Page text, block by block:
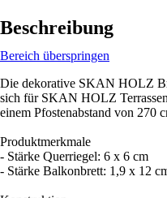
Beschreibung
Bereich überspringen
Die dekorative SKAN HOLZ
sich für SKAN HOLZ
einem Pfostenabstand von 270
Produktmerkmale
- Stärke Querriegel: 6 x 6 cm
- Stärke Balkonbrett: 1,9 x 12